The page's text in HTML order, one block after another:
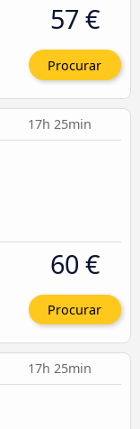
57 €
Procurar
17h 25min
60 €
Procurar
17h 25min